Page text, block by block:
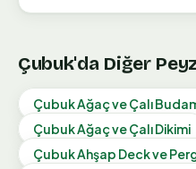
Çubuk'da Diğer
ÇubukAğaç ve Çalı
ÇubukAğaç ve Çalı Dikimi
ÇubukAhşap Deck ve